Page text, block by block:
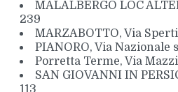
Set
MALALBERGO LOC
239
MARZABOTTO, Via
PIANORO, Via Nazionale
Porretta Terme, Via
SAN GIOVANNI IN
113